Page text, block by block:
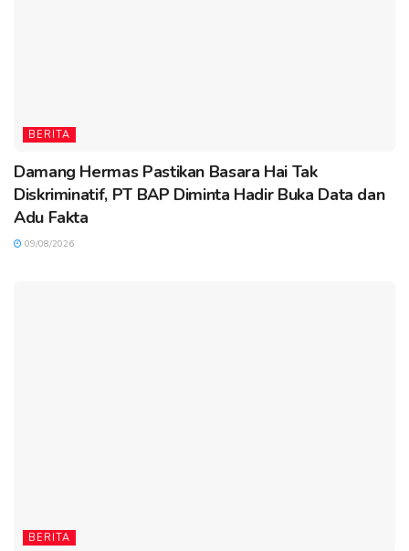
BERITA
Damang Hermas Pastikan Basara Hai Tak
Diskriminatif, PT BAP Diminta Hadir Buka Data dan
Adu Fakta
09/08/2026
BERITA